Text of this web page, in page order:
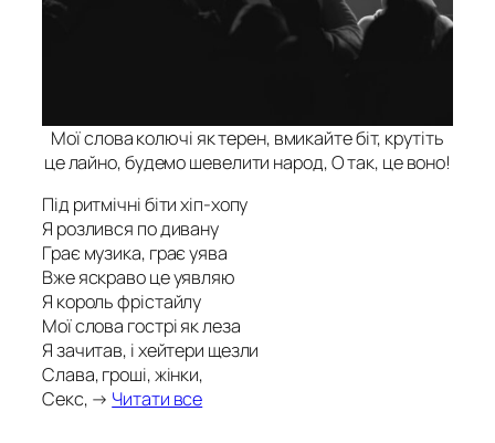
Мої слова колючі як терен, вмикайте біт, крутіть
це лайно, будемо шевелити народ, О так, це воно!
Під ритмічні біти хіп-хопу
Я розлився по дивану
Грає музика, грає уява
Вже яскраво це уявляю
Я король фрістайлу
Мої слова гострі як леза
Я зачитав, і хейтери щезли
Слава, гроші, жінки,
Секс, → Читати все